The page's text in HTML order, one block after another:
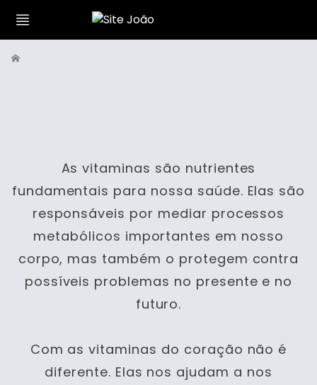
As vitaminas são nutrientes
fundamentais para nossa saúde. Elas são
responsáveis por mediar processos
metabólicos importantes em nosso
corpo, mas também o protegem contra
possíveis problemas no presente e no
futuro.
Com as vitaminas do coração não é
diferente. Elas nos ajudam a nos